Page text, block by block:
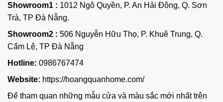
Showroom1 : 1012 Ngô Quyền, P. An Hải Đông, Q. Sơn
Trà, TP Đà Nẵng.
Showroom2 : 506 Nguyễn Hữu Thọ, P. Khuê Trung, Q.
Cẩm Lệ, TP Đà Nẵng
Hotline: 0986767474
Website: https://hoangquanhome.com/
Để tham quan những mẫu cửa và màu sắc mới nhất trên